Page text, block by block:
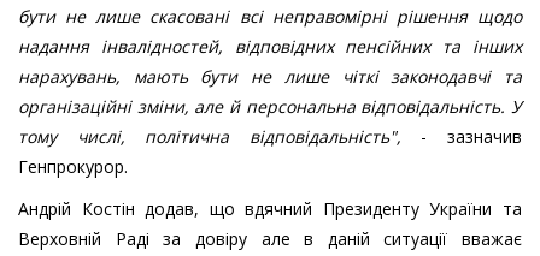
бути не лише скасовані всі неправомірні рішення щодо
надання інвалідностей, відповідних пенсійних та інших
нарахувань, мають бути не лише чіткі законодавчі та
організаційні зміни, але й персональна відповідальність. У
тому числі, політична відповідальність", - зазначив
Генпрокурор.
Андрій Костін додав, що вдячний Президенту України та
Верховній Раді за довіру але в даній ситуації вважає